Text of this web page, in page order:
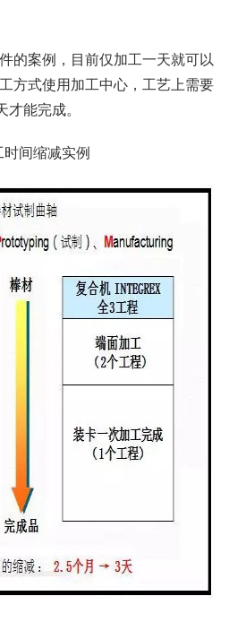
的案例，目前仅加工一天就可以
方式使用加工中心，工艺上需要
能完成。
间缩减实例